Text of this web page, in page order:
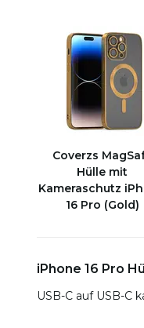
Coverzs
Hülle mit
Kameraschutz
16 Pro (Gold)
iPhone 16 Pro
USB-C auf USB-C